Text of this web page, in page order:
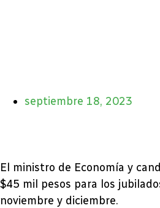
septiembre 18, 2023
El ministro de Economía y
$45 mil pesos para los
noviembre y diciembre.